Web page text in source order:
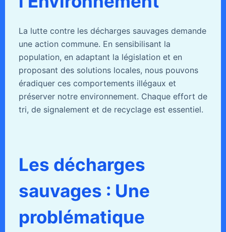
La lutte contre les décharges sauvages demande
une action commune. En sensibilisant la
population, en adaptant la législation et en
proposant des solutions locales, nous pouvons
éradiquer ces comportements illégaux et
préserver notre environnement. Chaque effort de
tri, de signalement et de recyclage est essentiel.
Les décharges
sauvages : Une
problématique